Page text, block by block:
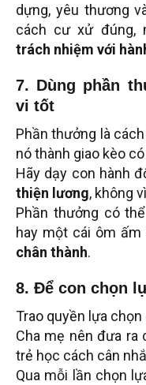
dựng, yêu thương
cách cư xử đúng,
trách nhiệm với
7. Dùng phần
vi tốt
Phần thưởng là
nó thành giao kèo
Hãy dạy con hành
thiện lương, không
Phần thưởng có
hay một cái ôm ấm
chân thành.
8. Để con chọn
Trao quyền lựa
Cha mẹ nên đưa ra
trẻ học cách cân
Qua mỗi lần chọn